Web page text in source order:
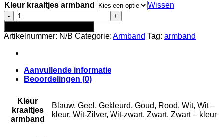
Kleur kraaltjes armband
Wissen
Armband
kraaltjes
aantal
Artikelnummer: N/B Categorie: Armband Tag: armband
Aanvullende informatie
Beoordelingen (0)
Kleur
kraaltjes
armband
Blauw, Geel, Gekleurd, Goud, Rood, Wit, Wit –
kleur, Wit-Zilver, Wit-zwart, Zwart, Zwart – kleur